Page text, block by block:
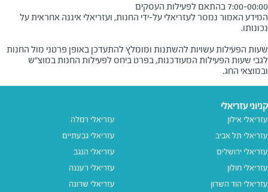
7:00-00:00 בהתאם לפעילות העסקים
המידע האמור נמסר לעזריאלי על-ידי החנות, ועזריאלי איננה אחראית על
שעות הפעילות עשויות להשתנות ומומלץ להתעדכן באופן פרטני מול החנות
לגבי שעות הפעילות המעודכנות, בפרט ביחס לפעילות החנות במוצ"ש
ובמוצאי החג.
קניוני עזריאלי
עזריאלי אילון
עזריאלי תל אביב
עזריאלי ירושלים
עזריאלי חולון
עזריאלי הוד השרון
עזריאלי רמלה
עזריאלי גבעתיים
עזריאלי הנגב
עזריאלי רעננה
עזריאלי שרונה